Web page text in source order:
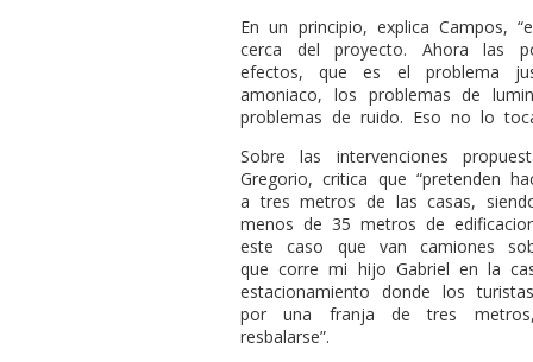
En un principio, explica Campos,
cerca del proyecto. Ahora las
efectos, que es el problema
amoniaco, los problemas de
problemas de ruido. Eso no lo
Sobre las intervenciones
Gregorio, critica que “pretenden
a tres metros de las casas,
menos de 35 metros de
este caso que van camiones
que corre mi hijo Gabriel en la
estacionamiento donde los
por una franja de tres
resbalarse”.